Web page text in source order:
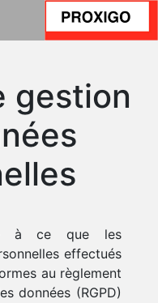
gestion
à ce que les
effectués
au règlement
données (RGPD)